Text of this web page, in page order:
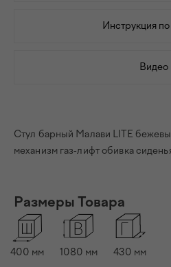
Инструкция
Видео
Стул барный Малави LITE
механизм газ-лифт обивка
Размеры Товара
400 мм 1080 мм 430 мм